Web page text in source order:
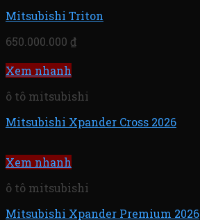
Mitsubishi Triton
650.000.000 ₫
Xem nhanh
ô tô mitsubishi
Mitsubishi Xpander Cross 2026
Xem nhanh
ô tô mitsubishi
Mitsubishi Xpander Premium 2026